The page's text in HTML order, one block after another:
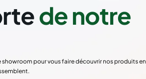
de notre
pour vous faire découvrir nos produits en